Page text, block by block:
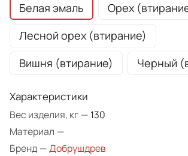
Белая эмаль
Орех
Лесной орех (втирание)
Вишня (втирание)
Черный
Характеристики
Вес изделия, кг — 130
Материал —
Бренд —Добрушдрев